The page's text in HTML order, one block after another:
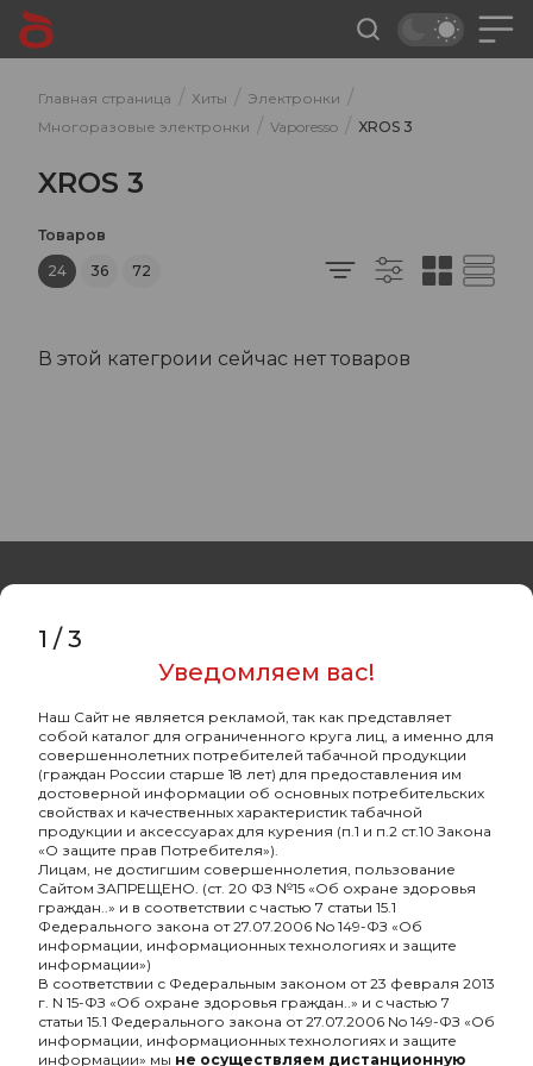
Главная страница / Хиты / Электронки /
Многоразовые электронки / Vaporesso / XROS 3
XROS 3
Товаров
24
36 72
В этой категроии сейчас нет товаров
Оптовый портал
8 (495) 740-22-08
8 (800) 222-82-00
Время работы
пн-пт: с 10:00 до 19:00
info@oshisha.net
О компании
Покупателям
1 /3
Уведомляем вас!
Наш Сайт не является рекламой, так как представляет
собой каталог для ограниченного круга лиц, а именно для
совершеннолетних потребителей табачной продукции
(граждан России старше 18 лет) для предоставления им
достоверной информации об основных потребительских
свойствах и качественных характеристик табачной
продукции и аксессуарах для курения (п.1 и п.2 ст.10 Закона
«О защите прав Потребителя»).
Лицам, не достигшим совершеннолетия, пользование
Сайтом ЗАПРЕЩЕНО. (ст. 20 ФЗ №15 «Об охране здоровья
граждан..» и в соответствии с частью 7 статьи 15.1
Федерального закона от 27.07.2006 No 149-ФЗ «Об
информации, информационных технологиях и защите
информации»)
В соответствии с Федеральным законом от 23 февраля 2013
г. N 15-ФЗ «Об охране здоровья граждан..» и с частью 7
статьи 15.1 Федерального закона от 27.07.2006 No 149-ФЗ «Об
информации, информационных технологиях и защите
информации» мы не осуществляем дистанционную